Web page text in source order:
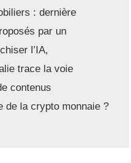
: dernière
par un
l’IA,
trace la voie
contenus
de la crypto monnaie ?